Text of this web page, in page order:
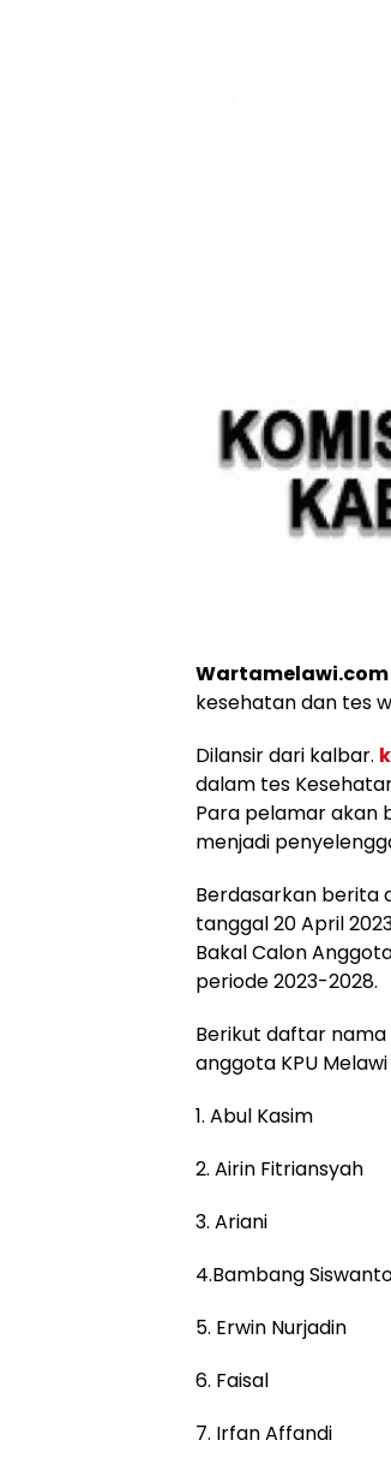
Wartamelawi.com
kesehatan dan tes
Dilansir dari kalbar.
dalam tes
Para pelamar akan
menjadi
Berdasarkan berita
tanggal 20 April
Bakal Calon
periode 2023-2028.
Berikut daftar
anggota KPU
1. Abul Kasim
2. Airin Fitriansyah
3. Ariani
4.Bambang
5. Erwin Nurjadin
6. Faisal
7. Irfan Affandi